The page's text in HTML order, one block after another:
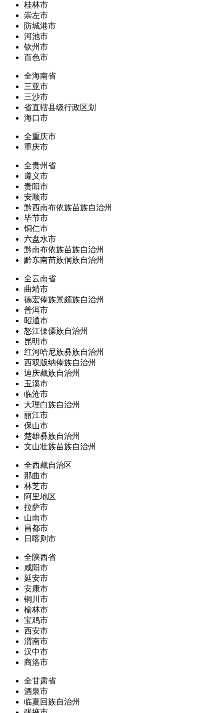
桂林市
崇左市
防城港市
河池市
钦州市
百色市
全海南省
三亚市
三沙市
省直辖县级行政区划
海口市
全重庆市
重庆市
全贵州省
遵义市
贵阳市
安顺市
黔西南布依族苗族自治州
毕节市
铜仁市
六盘水市
黔南布依族苗族自治州
黔东南苗族侗族自治州
全云南省
曲靖市
德宏傣族景颇族自治州
普洱市
昭通市
怒江傈僳族自治州
昆明市
红河哈尼族彝族自治州
西双版纳傣族自治州
迪庆藏族自治州
玉溪市
临沧市
大理白族自治州
丽江市
保山市
楚雄彝族自治州
文山壮族苗族自治州
全西藏自治区
那曲市
林芝市
阿里地区
拉萨市
山南市
昌都市
日喀则市
全陕西省
咸阳市
延安市
安康市
铜川市
榆林市
宝鸡市
西安市
渭南市
汉中市
商洛市
全甘肃省
酒泉市
临夏回族自治州